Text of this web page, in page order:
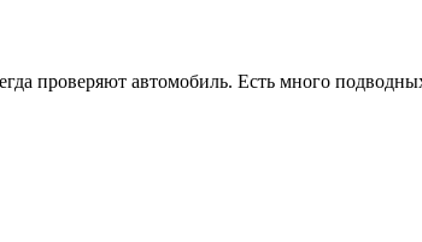
проверяют автомобиль. Есть много